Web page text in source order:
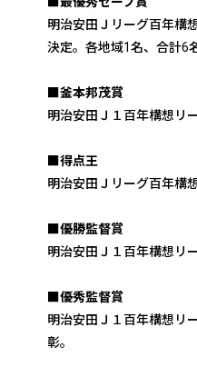
明治安田Ｊリーグ百年構
決定。各地域1名、合計6
■釜本邦茂賞
明治安田Ｊ１百年構想リ
■得点王
明治安田Ｊリーグ百年構
■優勝監督賞
明治安田Ｊ１百年構想リ
■優秀監督賞
明治安田Ｊ１百年構想リ
彰。